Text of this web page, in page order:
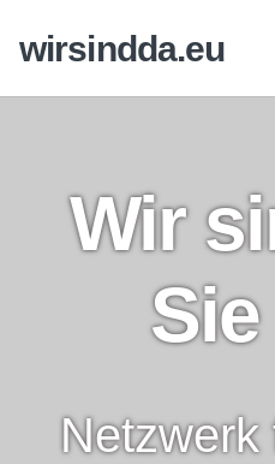
wirsindda.eu
Wir
Netzwerk